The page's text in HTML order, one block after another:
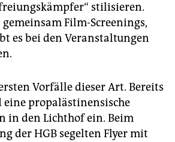
stilisieren.
Film-Screenings,
es bei den Veranstaltungen
Vorfälle dieser Art. Bereits
eine propalästinensische
in den Lichthof ein. Beim
der HGB segelten Flyer mit